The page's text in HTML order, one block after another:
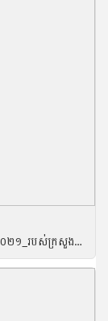
របាយការណចំណូល_ចំណាយថវិកាគិតត្រឹមខែឧសភា_ឆ្នាំ២០២១_របស់ក្រសួងកសិកម្ម